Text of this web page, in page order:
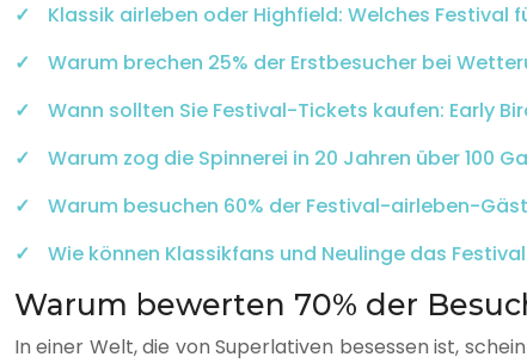
Klassik airleben oder Highfield: Welches
Warum brechen 25% der Erstbesucher bei
Wann sollten Sie Festival-Tickets kaufen: Early
Warum zog die Spinnerei in 20 Jahren über 100
Warum besuchen 60% der Festival-airleben-
Wie können Klassikfans und Neulinge das
Warum bewerten 70% der
In einer Welt, die von Superlativen besessen ist,